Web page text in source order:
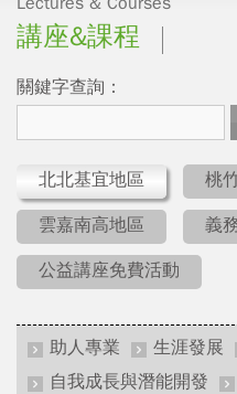
講座&課程
關鍵字查詢：
北北基宜地區 桃
雲嘉南高地區 義
公益講座免費活動
助人專業 生涯發展
自我成長與潛能開發